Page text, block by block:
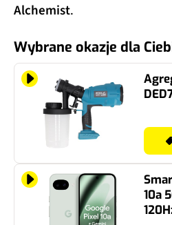
Alchemist.
Wybrane okazje dla
10a